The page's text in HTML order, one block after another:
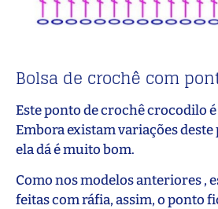
Bolsa de crochê com
Este ponto de crochê crocodilo
Embora existam variações
ela dá é muito bom.
Como nos modelos anteriores ,
feitas com ráfia, assim, o ponto